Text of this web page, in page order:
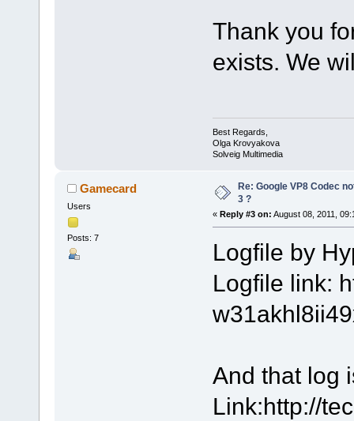
Thank you
exists. We
Best Regards,
Olga Krovyakova
Solveig Multimedia
Gamecard
Users
Posts: 7
Re: Google VP8 Codec
3 ?
« Reply #3 on: August 08, 2011,
Logfile by
Logfile link:
And that log
Link:http://